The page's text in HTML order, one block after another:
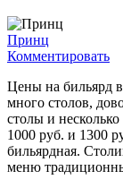
Принц
Комментировать
Цены на бильярд
много столов,
столы и
1000 руб. и 1300
бильярдная.
меню